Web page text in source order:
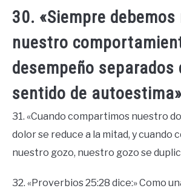
30. «Siempre
nuestro
desempeño separados
sentido de
31. «Cuando compartimos nuestro
dolor se reduce a la mitad, y cuando
nuestro gozo, nuestro gozo se
32. «Proverbios 25:28 dice:» Como